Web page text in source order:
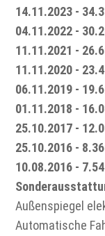
14.11.2023 -
04.11.2022 -
11.11.2021 -
11.11.2020 -
06.11.2019 -
01.11.2018 -
25.10.2017 -
25.10.2016 -
10.08.2016 -
Außenspiegel
Automatische